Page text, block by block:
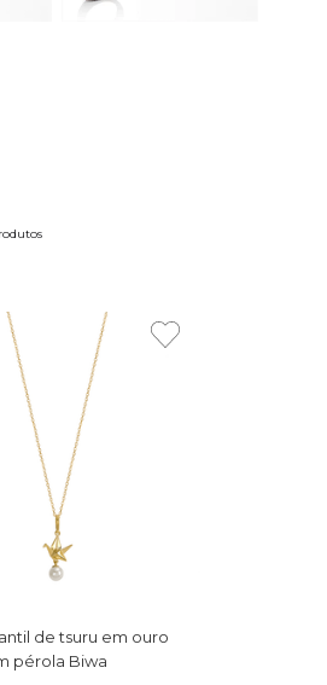
de tsuru em ouro
pérola Biwa